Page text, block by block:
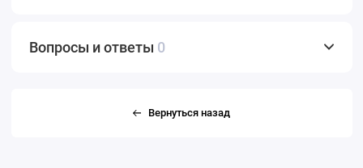
Вопросы и ответы 0
Вернуться назад